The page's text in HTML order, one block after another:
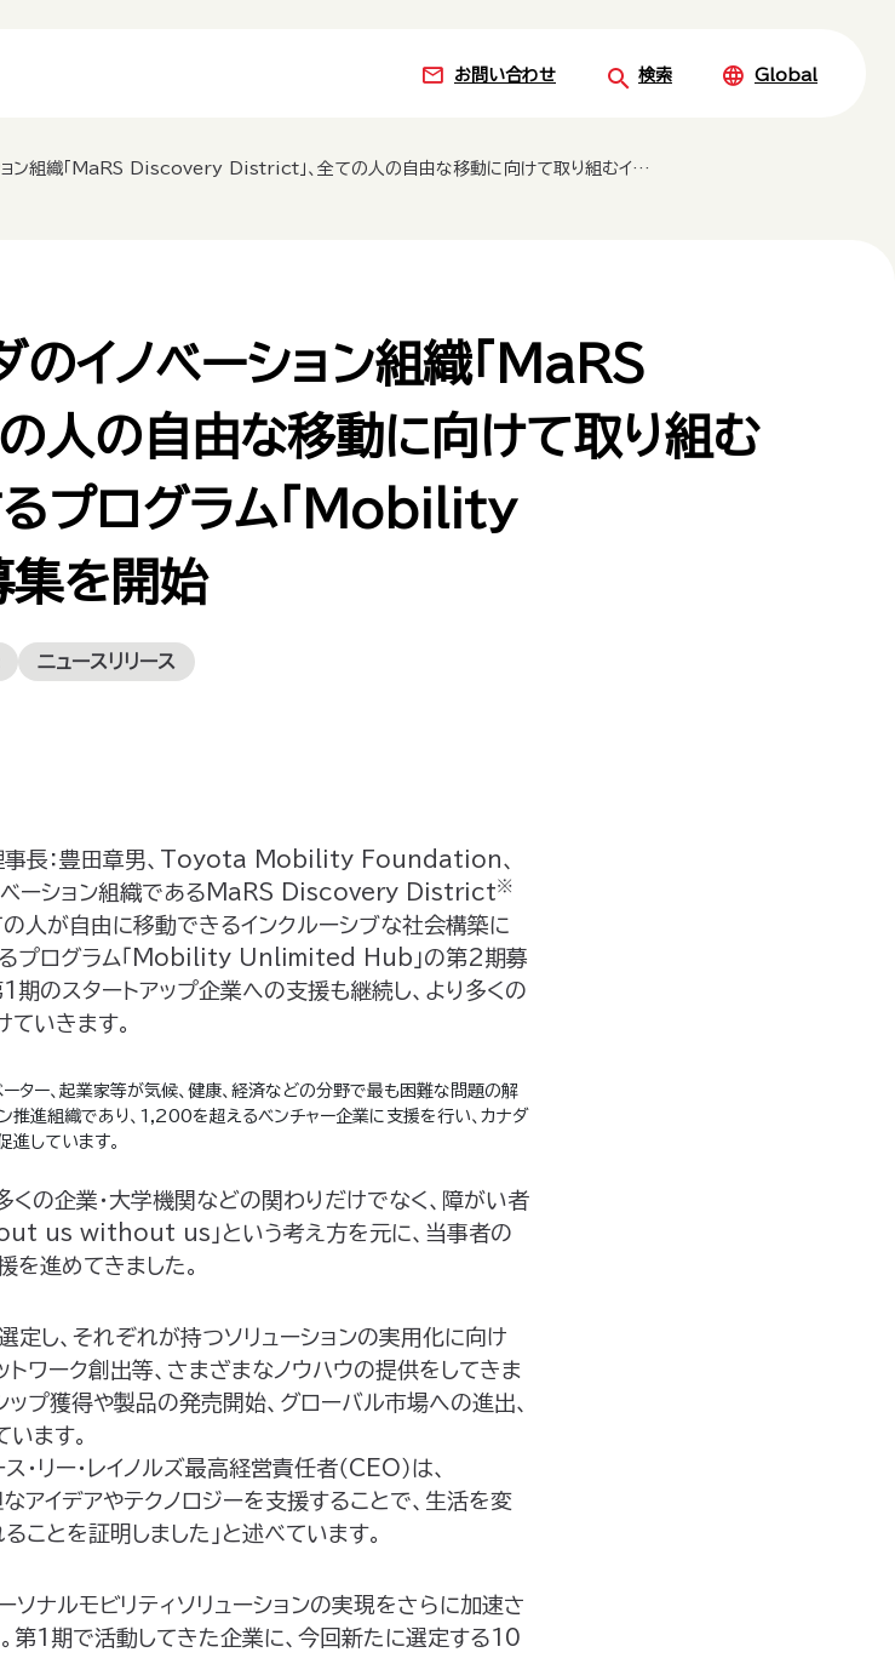
お問い合わせ 検索 Global
District」、全ての人の自由な移動に向けて取り組むイノベーター、起業家を支援するプログラム「Mobility Unlimited Hub」の第2期募集を開始
のイノベーション組織「MaRS
の自由な移動に向けて取り組む
るプログラム「Mobility
を開始
ニュースリリース
理事長：豊田章男、Toyota Mobility Foundation、
イノベーション組織であるMaRS Discovery District※
人が自由に移動できるインクルーシブな社会構築に
るプログラム「Mobility Unlimited Hub」の第2期募
期のスタートアップ企業への支援も継続し、より多くの
ていきます。
ー、起業家等が気候、健康、経済などの分野で最も困難な問題の解
推進組織であり、1,200を超えるベンチャー企業に支援を行い、カナダ
進しています。
企業・大学機関などの関わりだけでなく、障がい者
us without us」という考え方を元に、当事者の
を進めてきました。
し、それぞれが持つソリューションの実用化に向け
トワーク創出等、さまざまなノウハウの提供をしてきま
ップ獲得や製品の発売開始、グローバル市場への進出、
ます。
・レイノルズ最高経営責任者（CEO）は、
デアやテクノロジーを支援することで、生活を変
ことを証明しました」と述べています。
ナルモビリティソリューションの実現をさらに加速さ
第1期で活動してきた企業に、今回新たに選定する10